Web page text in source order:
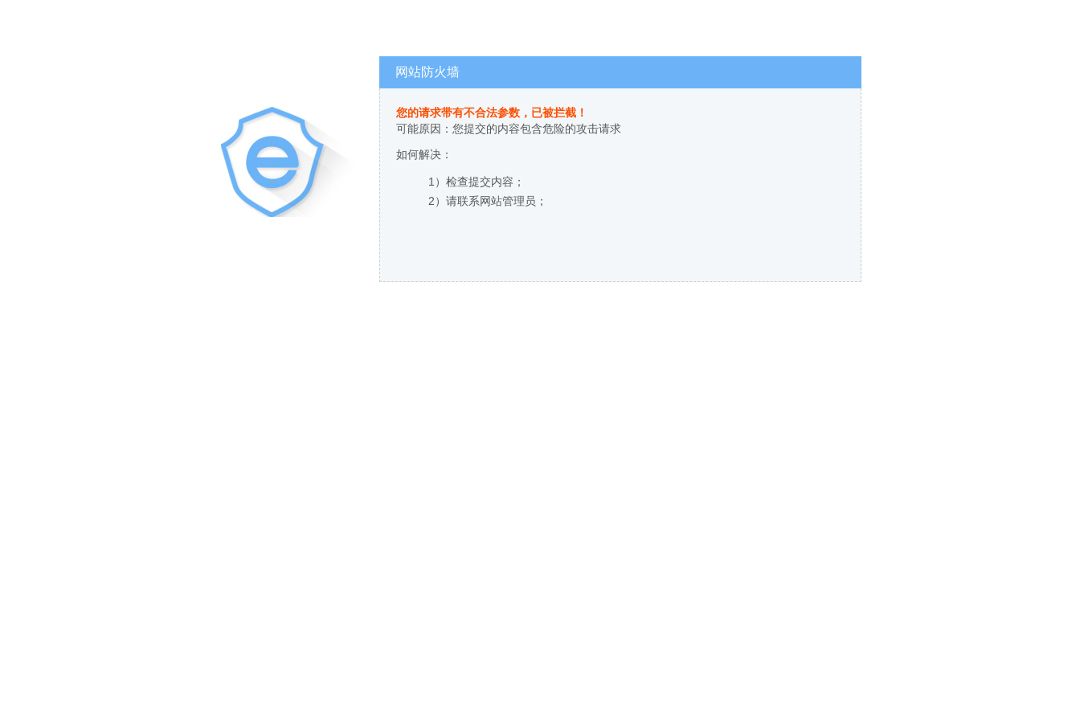
网站防火墙
您的请求带有不合法参数，已被拦截！
可能原因：您提交的内容包含危险的攻击请求
如何解决：
1）检查提交内容；
2）请联系网站管理员；